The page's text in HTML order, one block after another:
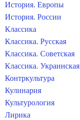
История. Европы
История. России
Классика
Классика. Русская
Классика. Советская
Классика. Украинская
Контркультура
Кулинария
Культурология
Лирика